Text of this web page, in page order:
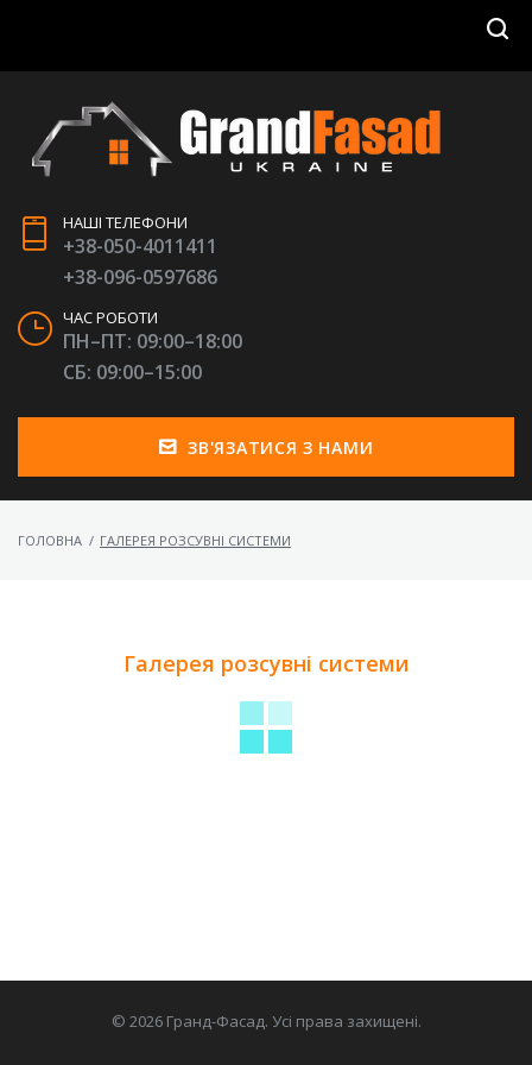
НАШІ ТЕЛЕФОНИ
+38-050-4011411
+38-096-0597686
ЧАС РОБОТИ
ПН–ПТ: 09:00–18:00
СБ: 09:00–15:00
ЗВ'ЯЗАТИСЯ З НАМИ
ГОЛОВНА / ГАЛЕРЕЯ РОЗСУВНІ СИСТЕМИ
Галерея розсувні системи
© 2026 Гранд-Фасад. Усі права захищені.